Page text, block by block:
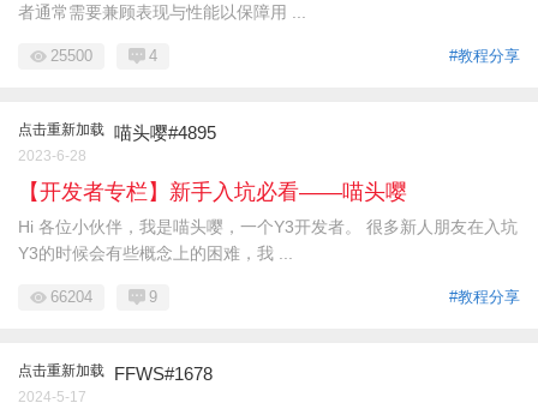
者通常需要兼顾表现与性能以保障用 ...
#教程分享
25500 4
点击重新加载 喵头嘤#4895
2023-6-28
【开发者专栏】新手入坑必看——喵头嘤
Hi 各位小伙伴，我是喵头嘤，一个Y3开发者。 很多新人朋友在入坑
Y3的时候会有些概念上的困难，我 ...
#教程分享
66204 9
点击重新加载 FFWS#1678
2024-5-17